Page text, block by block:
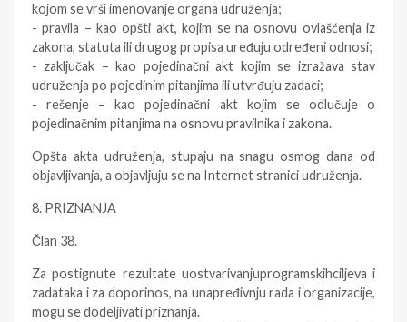
kojom se vrši imenovanje organa udruženja;
- pravila – kao opšti akt, kojim se na osnovu ovlašćenja iz
zakona, statuta ili drugog propisa uređuju određeni odnosi;
- zaključak – kao pojedinačni akt kojim se izražava stav
udruženja po pojedinim pitanjima ili utvrđuju zadaci;
- rešenje – kao pojedinačni akt kojim se odlučuje o
pojedinačnim pitanjima na osnovu pravilnika i zakona.
Opšta akta udruženja, stupaju na snagu osmog dana od
objavljivanja, a objavljuju se na Internet stranici udruženja.
8. PRIZNANJA
Član 38.
Za postignute rezultate uostvarivanjuprogramskihciljeva i
zadataka i za doporinos, na unapređivnju rada i organizacije,
mogu se dodeljivati priznanja.